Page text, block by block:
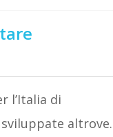
l’Italia di
altrove.